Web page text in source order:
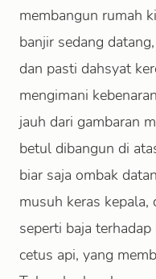
membangun rumah
banjir sedang
dan pasti dahsyat
mengimani
jauh dari gambaran
betul dibangun di
biar saja ombak
musuh keras kepala,
seperti baja
cetus api, yang